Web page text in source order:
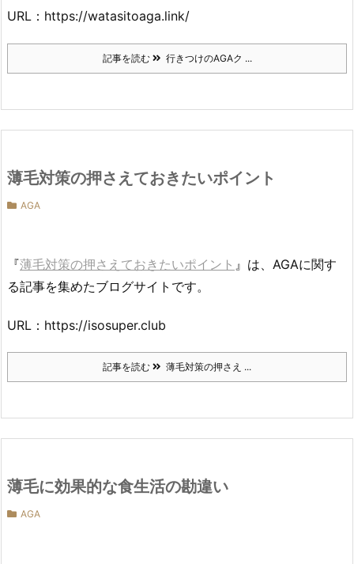
URL：https://watasitoaga.link/
記事を読む 行きつけのAGAク ...
薄毛対策の押さえておきたいポイント
AGA
『薄毛対策の押さえておきたいポイント 』は、AGAに関す
る記事を集めたブログサイトです。
URL：https://isosuper.club
記事を読む 薄毛対策の押さえ ...
薄毛に効果的な食生活の勘違い
AGA